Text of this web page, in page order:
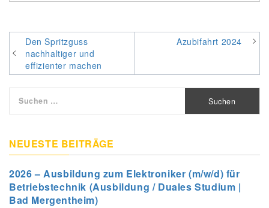
Beitragsnavigation
Den Spritzguss
nachhaltiger und
effizienter machen
Azubifahrt 2024
nach:
NEUESTE BEITRÄGE
2026 – Ausbildung zum Elektroniker (m/w/d) für
Betriebstechnik (Ausbildung / Duales Studium |
Bad Mergentheim)